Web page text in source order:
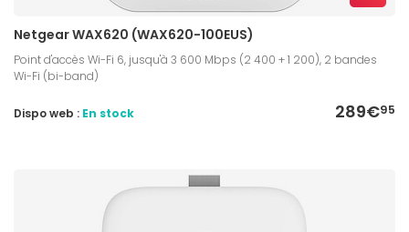
Netgear WAX620 (WAX620-100EUS)
Point d'accès Wi-Fi 6, jusqu'à 3 600 Mbps (2 400 + 1 200), 2 bandes
Wi-Fi (bi-band)
289€95
Dispo web : En stock